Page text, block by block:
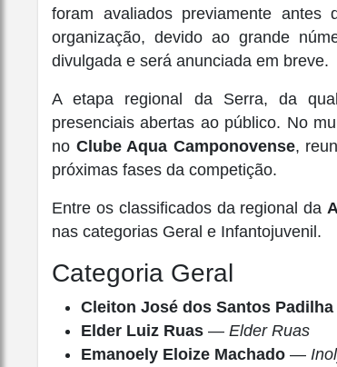
foram avaliados previamente antes
organização, devido ao grande
divulgada e será anunciada em breve.
A etapa regional da Serra, da
presenciais abertas ao público. No
no Clube Aqua Camponovense,
próximas fases da competição.
Entre os classificados da regional da
nas categorias Geral e Infantojuvenil.
Categoria Geral
Cleiton José dos Santos Padilha
Elder Luiz Ruas — Elder Ruas
Emanoely Eloize Machado —